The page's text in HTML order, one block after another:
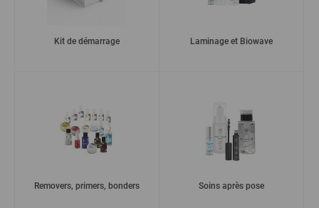
Kit de démarrage Laminage et Biowave
Removers, primers, bonders Soins après pose